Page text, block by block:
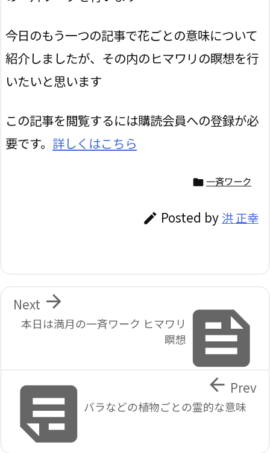
今日のもう一つの記事で花ごとの意味について
紹介しましたが、その内のヒマワリの瞑想を行
いたいと思います
この記事を閲覧するには購読会員への登録が必
要です。 詳しくはこちら
 一斉ワーク
 Posted by 洪 正幸

本日は満月の一斉ワーク ヒマワリ
瞑想

Next
バラなどの植物ごとの霊的な意味
 Prev